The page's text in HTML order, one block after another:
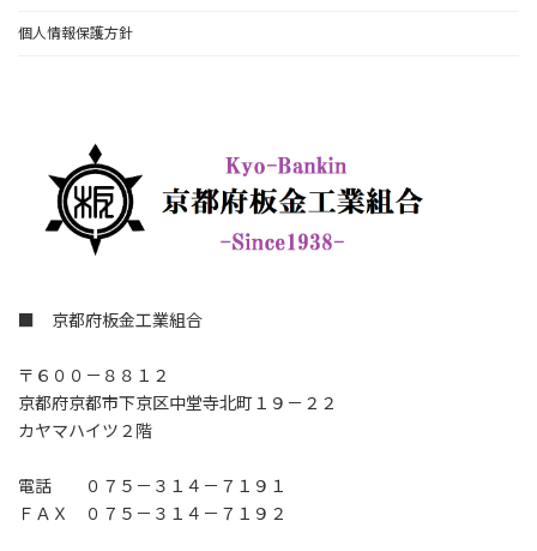
個人情報保護方針
■ 京都府板金工業組合
〒６００－８８１２
京都府京都市下京区中堂寺北町１９－２２
カヤマハイツ２階
電話 ０７５－３１４－７１９１
ＦＡＸ ０７５－３１４－７１９２